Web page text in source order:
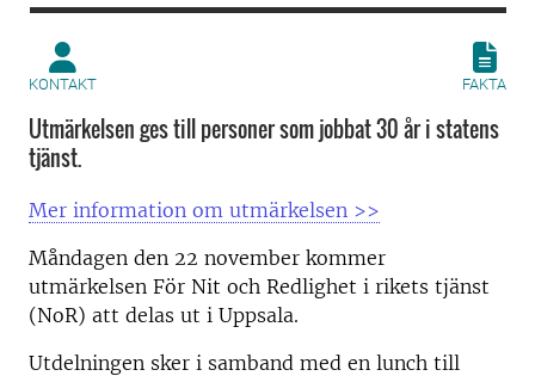
KONTAKT FAKTA
Utmärkelsen ges till personer som jobbat 30 år i statens
tjänst.
Mer information om utmärkelsen >>
Måndagen den 22 november kommer
utmärkelsen För Nit och Redlighet i rikets tjänst
(NoR) att delas ut i Uppsala.
Utdelningen sker i samband med en lunch till